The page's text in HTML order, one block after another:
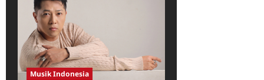
Musik Indonesia